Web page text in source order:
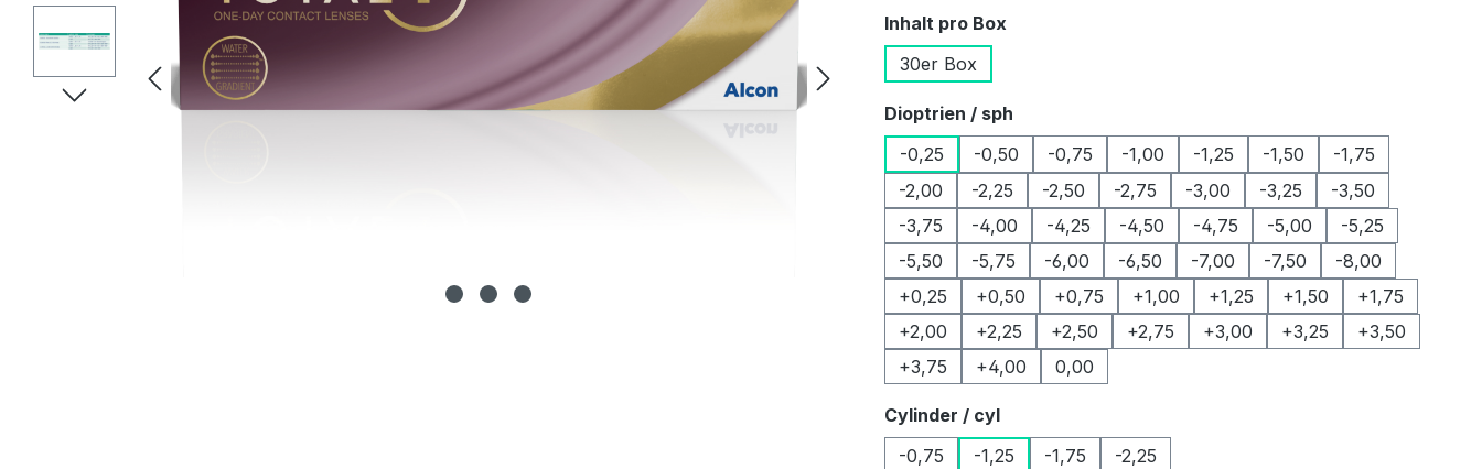
Inhalt pro Box
30er Box
Dioptrien / sph
-0,25
-0,50 -0,75 -1,00 -1,25 -1,50
-1,75
-2,00
-2,25 -2,50 -2,75 -3,00 -3,25
-3,50
-3,75
-4,00 -4,25 -4,50 -4,75 -5,00
-5,25
-5,50
-5,75 -6,00 -6,50 -7,00 -7,50
-8,00
+0,25
+0,50 +0,75 +1,00 +1,25 +1,50
+1,75
+2,00
+2,25 +2,50 +2,75 +3,00 +3,25
+3,50
+3,75
+4,00 0,00
Cylinder / cylauswählen
-0,75
-1,25 -1,75 -2,25